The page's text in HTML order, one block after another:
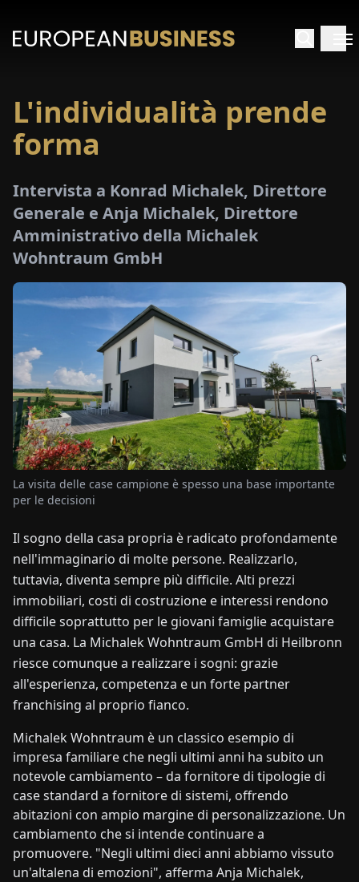
HOME
FIERE
CONTATTACI
L'individualità prende
forma
Intervista a Konrad Michalek, Direttore
Generale e Anja Michalek, Direttore
Amministrativo della Michalek
Wohntraum GmbH
La visita delle case campione è spesso una base importante
per le decisioni
Il sogno della casa propria è radicato profondamente
nell'immaginario di molte persone. Realizzarlo,
tuttavia, diventa sempre più difficile. Alti prezzi
immobiliari, costi di costruzione e interessi rendono
difficile soprattutto per le giovani famiglie acquistare
una casa. La Michalek Wohntraum GmbH di Heilbronn
riesce comunque a realizzare i sogni: grazie
all'esperienza, competenza e un forte partner
franchising al proprio fianco.
Michalek Wohntraum è un classico esempio di
impresa familiare che negli ultimi anni ha subito un
notevole cambiamento – da fornitore di tipologie di
case standard a fornitore di sistemi, offrendo
abitazioni con ampio margine di personalizzazione. Un
cambiamento che si intende continuare a
promuovere. "Negli ultimi dieci anni abbiamo vissuto
un'altalena di emozioni", afferma Anja Michalek,